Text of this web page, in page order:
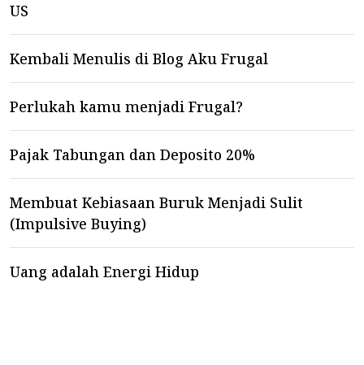
US
Kembali Menulis di Blog Aku Frugal
Perlukah kamu menjadi Frugal?
Pajak Tabungan dan Deposito 20%
Membuat Kebiasaan Buruk Menjadi Sulit
(Impulsive Buying)
Uang adalah Energi Hidup